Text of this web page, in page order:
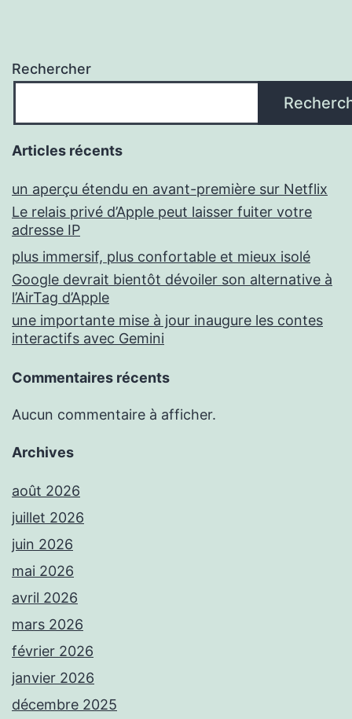
Rechercher
Articles récents
un aperçu étendu en avant-première sur Netflix
Le relais privé d’Apple peut laisser fuiter votre
adresse IP
plus immersif, plus confortable et mieux isolé
Google devrait bientôt dévoiler son alternative à
l’AirTag d’Apple
une importante mise à jour inaugure les contes
interactifs avec Gemini
Commentaires récents
Aucun commentaire à afficher.
Archives
août 2026
juillet 2026
juin 2026
mai 2026
avril 2026
mars 2026
février 2026
janvier 2026
décembre 2025